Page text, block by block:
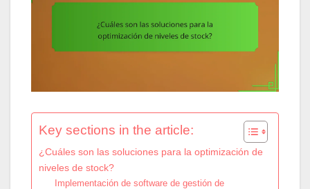
Key sections in the article:
¿Cuáles son las soluciones para la optimización de
niveles de stock?
Implementación de software de gestión de